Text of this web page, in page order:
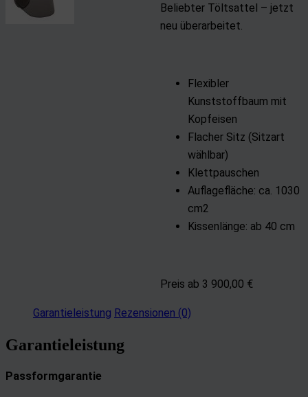
Beliebter Töltsattel – jetzt
neu überarbeitet.
Flexibler
Kunststoffbaum mit
Kopfeisen
Flacher Sitz (Sitzart
wählbar)
Klettpauschen
Auflagefläche: ca. 1030
cm2
Kissenlänge: ab 40 cm
Preis ab 3 900,00 €
Garantieleistung Rezensionen (0)
Garantieleistung
Passformgarantie